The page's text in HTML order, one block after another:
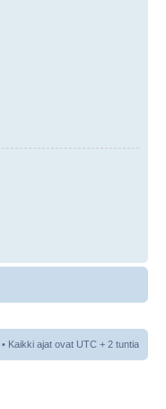
• Kaikki ajat ovat UTC + 2 tuntia